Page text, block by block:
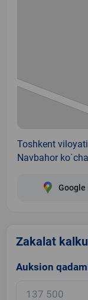
Toshkent
Navbahor
Google
Zakalat
Auksion